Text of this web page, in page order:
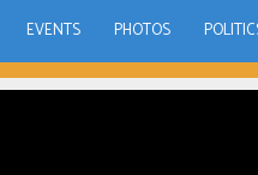
EVENTS PHOTOS